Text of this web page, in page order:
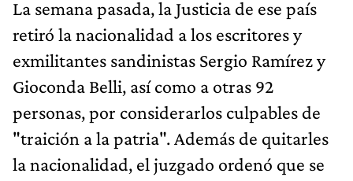
La semana pasada, la Justicia de ese país
retiró la nacionalidad a los escritores y
exmilitantes sandinistas Sergio Ramírez y
Gioconda Belli, así como a otras 92
personas, por considerarlos culpables de
"traición a la patria". Además de quitarles
la nacionalidad, el juzgado ordenó que se